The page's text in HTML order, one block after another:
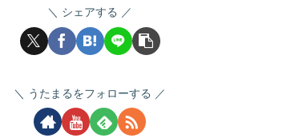
シェアする
うたまるをフォローする